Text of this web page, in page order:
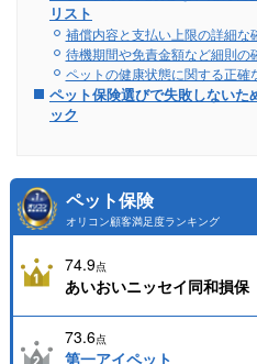
リスト
補償内容と支払い上限の詳細な
待機期間や免責金額など細則の
ペットの健康状態に関する正確
ペット保険選びで失敗しないた
ック
ペット保険
オリコン顧客満足度ランキング
74.9点
あいおいニッセイ同和損保
73.6点
第一アイペット